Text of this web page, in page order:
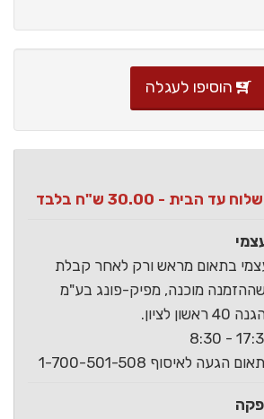
הוסיפו לעגלה
עד הבית - 30.00 ש"ח בלבד
בתאום מראש ורק לאחר קבלת
מוכנה, מפיק-פונג בע"מ
לציון.
הגעה לאיסוף 1-700-501-508